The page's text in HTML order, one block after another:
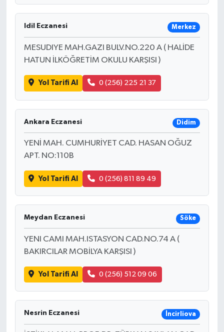
Idil Eczanesi Merkez
MESUDIYE MAH.GAZI BULV.NO.220 A ( HALİDE
HATUN İLKÖĞRETİM OKULU KARŞISI )
Yol Tarifi Al 0 (256) 225 21 37
Ankara Eczanesi Didim
YENİ MAH. CUMHURİYET CAD. HASAN OĞUZ
APT. NO:110B
Yol Tarifi Al 0 (256) 811 89 49
Meydan Eczanesi Söke
YENI CAMI MAH.ISTASYON CAD.NO.74 A (
BAKIRCILAR MOBİLYA KARŞISI )
Yol Tarifi Al 0 (256) 512 09 06
Nesrin Eczanesi İncirliova